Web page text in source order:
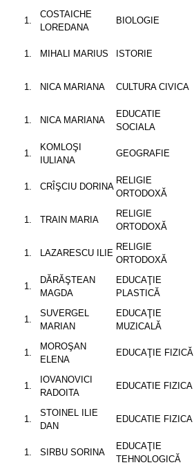
COSTAICHE
LOREDANA
BIOLOGIE
MIHALI MARIUS ISTORIE
NICA MARIANA CULTURA CIVICA
NICA MARIANA
EDUCATIE
SOCIALA
KOMLOŞI
IULIANA
GEOGRAFIE
CRÎŞCIU DORINA
RELIGIE
ORTODOXĂ
TRAIN MARIA
RELIGIE
ORTODOXĂ
LAZARESCU ILIE
RELIGIE
ORTODOXĂ
DĂRĂŞTEAN
MAGDA
EDUCAŢIE
PLASTICĂ
SUVERGEL
MARIAN
EDUCAŢIE
MUZICALĂ
MOROŞAN
ELENA
EDUCAŢIE FIZICĂ
IOVANOVICI
RADOITA
EDUCATIE FIZICA
STOINEL ILIE
DAN
EDUCATIE FIZICA
SIRBU SORINA
EDUCAŢIE
TEHNOLOGICĂ